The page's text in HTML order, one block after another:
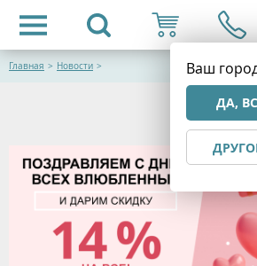
Ваш
ДА,
Главная > Новости >